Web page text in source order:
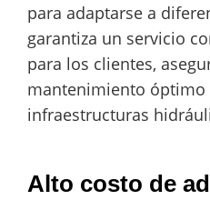
para adaptarse a
garantiza un servicio
para los clientes,
mantenimiento óptimo
infraestructuras
Alto costo de